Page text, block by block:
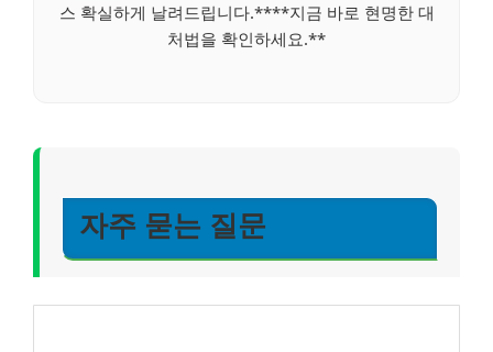
스 확실하게 날려드립니다.****지금 바로 현명한 대
처법을 확인하세요.**
자주 묻는 질문